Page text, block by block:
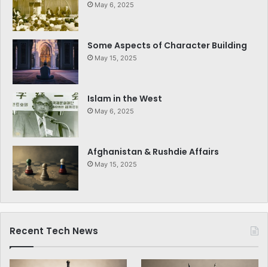
May 6, 2025
Some Aspects of Character Building
May 15, 2025
Islam in the West
May 6, 2025
Afghanistan & Rushdie Affairs
May 15, 2025
Recent Tech News